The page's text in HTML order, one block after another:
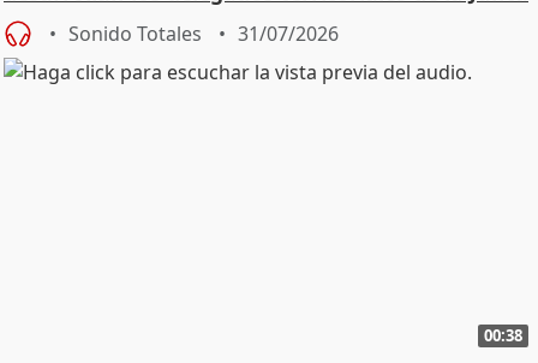
Sonido Totales 31/07/2026
00:38